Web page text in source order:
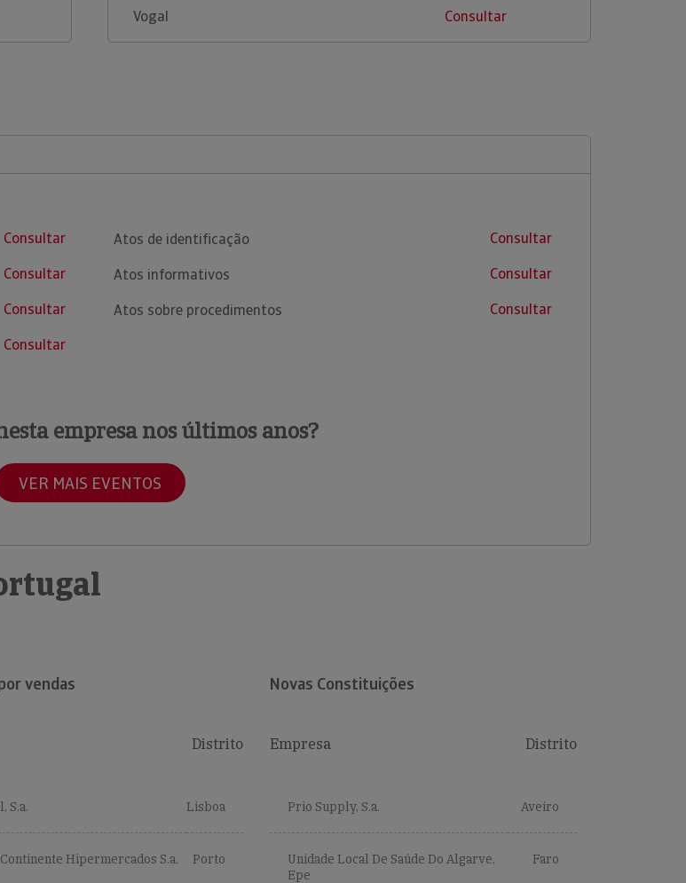
Vogal Consultar
Consultar
Consultar
Consultar
Consultar
Atos de identificação
Consultar
Atos informativos
Consultar
Atos sobre procedimentos
Consultar
empresa nos últimos anos?
VER MAIS EVENTOS
vendas
Distrito
S.a. Lisboa
Hipermercados S.a. Porto
Novas Constituições
Empresa Distrito
Prio Supply, S.a. Aveiro
Unidade Local De Saúde Do Algarve,
Epe
Faro